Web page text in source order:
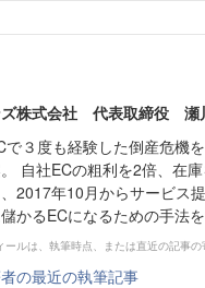
株式会社 代表取締役 瀬
で３度も経験した倒産危機
自社ECの粗利を2倍、在
2017年10月からサービス
かるECになるための手法
ールは、執筆時点、または直近の記事
の最近の執筆記事